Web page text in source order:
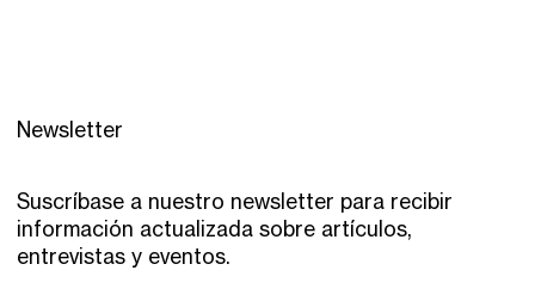
Newsletter
Suscríbase a nuestro newsletter para recibir
información actualizada sobre artículos,
entrevistas y eventos.